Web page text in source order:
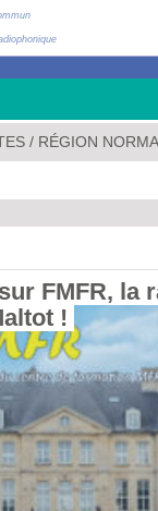
/ RÉGION
FMFR, la
!